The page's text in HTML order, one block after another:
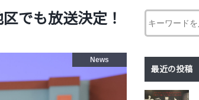
でも放送決定！
News
最近の投稿